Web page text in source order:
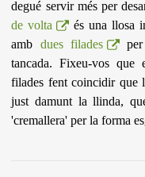
degué servir més per
de volta
és una llosa
amb dues filades
per
tancada. Fixeu-vos que
filades fent coincidir que
just damunt la llinda,
'cremallera' per la forma